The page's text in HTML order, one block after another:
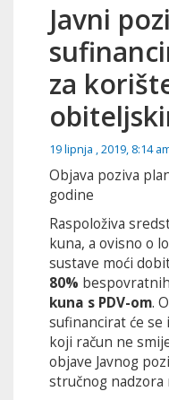
Javni
za
19 lipnja , 2019, 8:14
Objava poziva
godine
Raspoloživa
kuna, a ovisno o
sustave moći
80%
kuna s PDV-om.
sufinancirat će se
koji račun ne
objave Javnog
stručnog nadzora